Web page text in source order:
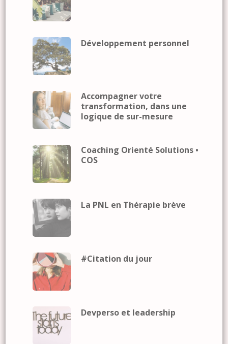
Développement personnel
Accompagner votre
transformation, dans une
logique de sur-mesure
Coaching Orienté Solutions •
COS
La PNL en Thérapie brève
#Citation du jour
Devperso et leadership